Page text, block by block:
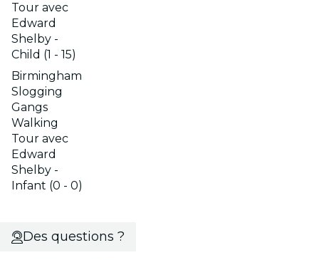
Tour avec
Edward
Shelby -
Child (1 - 15)
Birmingham
Slogging
Gangs
Walking
Tour avec
Edward
Shelby -
Infant (0 - 0)
Des questions ?